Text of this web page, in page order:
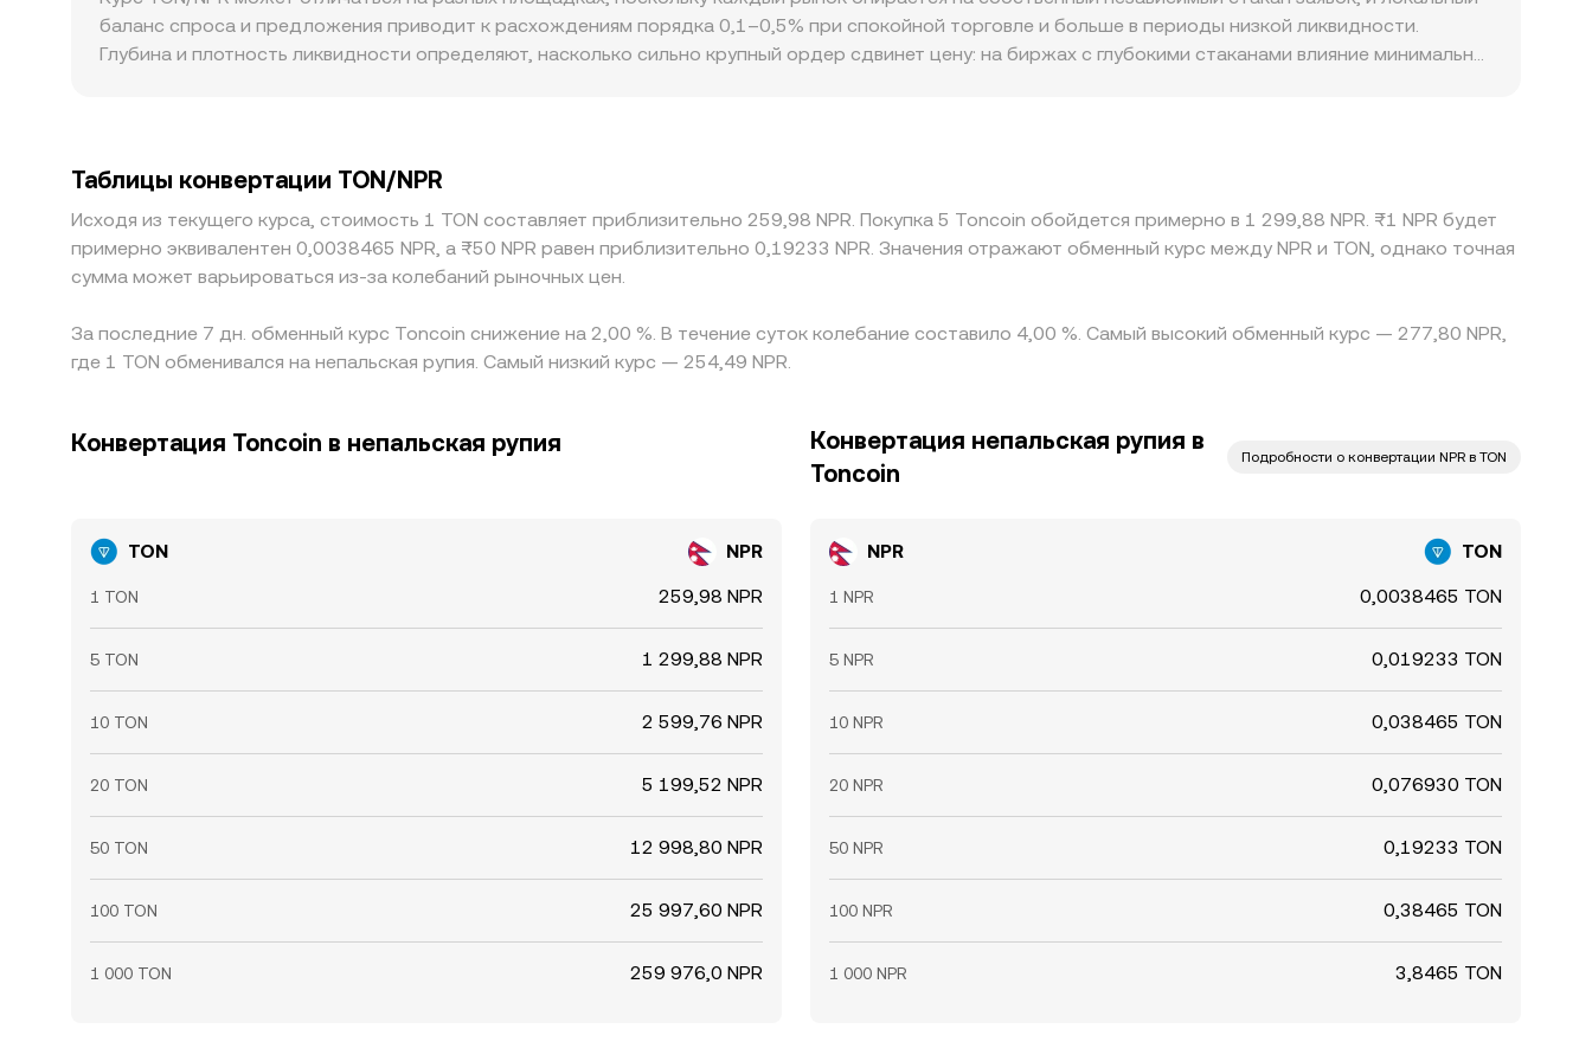
формируя общий ориентир для конверсионного курса TON/NPR.
баланс спроса и предложения приводит к расхождениям порядка 0,1–0,5% при спокойной торговле и больше в периоды низкой ликвидности.
Глубина и плотность ликвидности определяют, насколько сильно крупный ордер сдвинет цену: на биржах с глубокими стаканами влияние минимально,
стейблкоин: если TON торгуется к USDT, а затем пересчитывается в NPR, то небольшая премия или дисконто USDT к NPR на конкретной площадке
напрямую попадает в итоговый котируемый TON/NPR. Арбитраж между биржами стремится выровнять расхождения, выкупая актив там, где он
дешевле, и продавая там, где дороже, однако задержки перевода, комиссии, лимиты вывода и риски контрагента мешают мгновенному
выравниванию, поэтому различия в конверсионном курсе TON/NPR могут сохраняться в течение времени.
Таблицы конвертации TON/NPR
Исходя из текущего курса, стоимость 1 TON составляет приблизительно 259,98 NPR. Покупка 5 Toncoin обойдется примерно в 1 299,88 NPR. ₨1 NPR будет
примерно эквивалентен 0,0038465 NPR, а ₨50 NPR равен приблизительно 0,19233 NPR. Значения отражают обменный курс между NPR и TON, однако точная
сумма может варьироваться из-за колебаний рыночных цен.
За последние 7 дн. обменный курс Toncoin снижение на 2,00 %. В течение суток колебание составило 4,00 %. Самый высокий обменный курс — 277,80 NPR,
где 1 TON обменивался на непальская рупия. Самый низкий курс — 254,49 NPR.
Конвертация Toncoin в непальская рупия
TON NPR
1 TON 259,98 NPR
5 TON 1 299,88 NPR
10 TON 2 599,76 NPR
20 TON 5 199,52 NPR
50 TON 12 998,80 NPR
100 TON 25 997,60 NPR
1 000 TON 259 976,0 NPR
Конвертация непальская рупия в
Toncoin
Подробности о конвертации NPR в TON
NPR TON
1 NPR 0,0038465 TON
5 NPR 0,019233 TON
10 NPR 0,038465 TON
20 NPR 0,076930 TON
50 NPR 0,19233 TON
100 NPR 0,38465 TON
1 000 NPR 3,8465 TON